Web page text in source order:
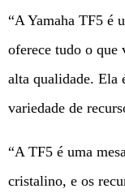
“A Yamaha TF5 é
oferece tudo o que
alta qualidade. Ela
variedade de
“A TF5 é uma
cristalino, e os